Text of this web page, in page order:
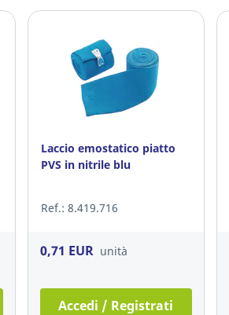
Laccio emostatico piatto
PVS in nitrile blu
Ref.: 8.419.716
0,71 EUR unità
Accedi / Registrati